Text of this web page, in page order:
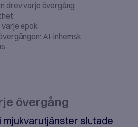
drev varje övergång
varje epok
AI-inhemsk
övergång
mjukvarutjänster slutade